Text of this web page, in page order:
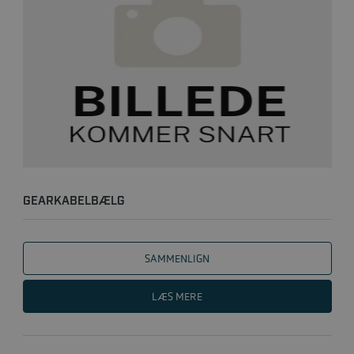
GEARKABELBÆLG
SAMMENLIGN
LÆS MERE